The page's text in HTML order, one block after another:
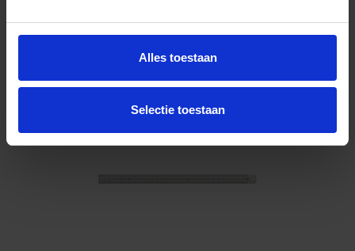
Alles toestaan
Selectie toestaan